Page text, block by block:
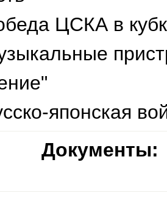
ЦСКА в
японская
Документы: